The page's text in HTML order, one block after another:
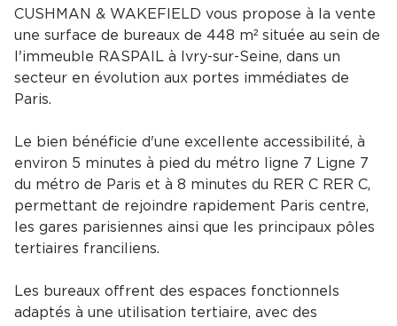
CUSHMAN & WAKEFIELD vous propose à la vente
une surface de bureaux de 448 m² située au sein de
l'immeuble RASPAIL à Ivry-sur-Seine, dans un
secteur en évolution aux portes immédiates de
Paris.
Le bien bénéficie d'une excellente accessibilité, à
environ 5 minutes à pied du métro ligne 7 Ligne 7
du métro de Paris et à 8 minutes du RER C RER C,
permettant de rejoindre rapidement Paris centre,
les gares parisiennes ainsi que les principaux pôles
tertiaires franciliens.
Les bureaux offrent des espaces fonctionnels
adaptés à une utilisation tertiaire, avec des